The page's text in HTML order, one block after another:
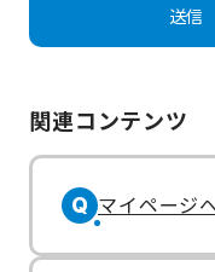
関連コンテンツ
Q マイページ